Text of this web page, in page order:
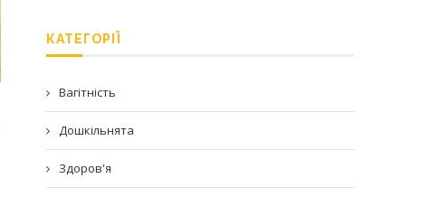
КАТЕГОРІЇ
Вагітність
Дошкільнята
Здоров'я